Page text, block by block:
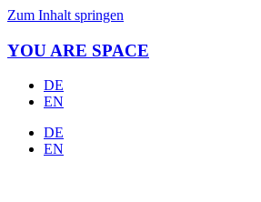
Zum Inhalt springen
YOU ARE SPACE
DE
EN
DE
EN